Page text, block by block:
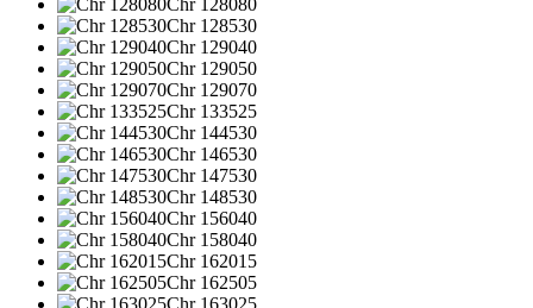
Chr 128530
Chr 129040
Chr 129050
Chr 129070
Chr 133525
Chr 144530
Chr 146530
Chr 147530
Chr 148530
Chr 156040
Chr 158040
Chr 162015
Chr 162505
Chr 163025